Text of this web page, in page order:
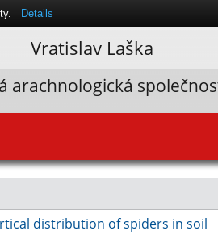
Vratislav Laška
arachnologická
distribution of spiders in soil
Details